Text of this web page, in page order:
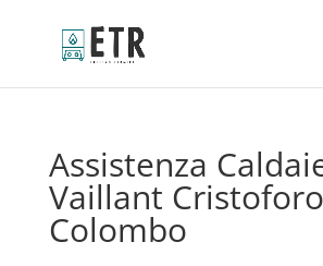
Assistenza
Vaillant Cristoforo
Colombo